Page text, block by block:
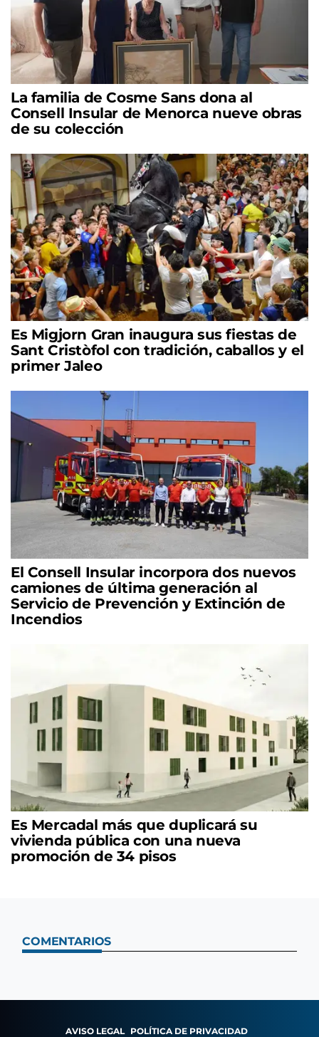
La familia de Cosme Sans dona al
Consell Insular de Menorca nueve obras
de su colección
Es Migjorn Gran inaugura sus fiestas de
Sant Cristòfol con tradición, caballos y el
primer Jaleo
El Consell Insular incorpora dos nuevos
camiones de última generación al
Servicio de Prevención y Extinción de
Incendios
Es Mercadal más que duplicará su
vivienda pública con una nueva
promoción de 34 pisos
COMENTARIOS
AVISO LEGAL POLÍTICA DE PRIVACIDAD